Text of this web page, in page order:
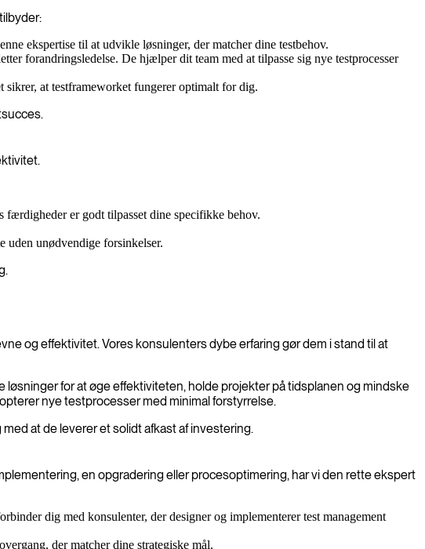
og implementerer omfattende teststrategier for at sikre, at dit produkt opfylder
ekspertise til at udvikle løsninger, der matcher dine testbehov.
forandringsledelse. De hjælper dit team med at tilpasse sig nye testprocesser
sikrer, at testframeworket fungerer optimalt for dig.
er godt tilpasset dine specifikke behov.
unødvendige forsinkelser.
og effektivitet. Vores konsulenters dybe erfaring gør dem i stand til at
for at øge effektiviteten, holde projekter på tidsplanen og mindske
nye testprocesser med minimal forstyrrelse.
at de leverer et solidt afkast af investering.
en opgradering eller procesoptimering, har vi den rette ekspert
dig med konsulenter, der designer og implementerer test management
der matcher dine strategiske mål.